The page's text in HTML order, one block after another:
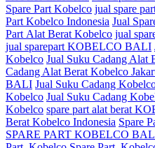
Spare Part Kobelco jual spare
Part Kobelco Indonesia Jual
Part Alat Berat Kobelco jual
jual sparepart KOBELCO BALI
Kobelco Jual Suku Cadang Alat
Cadang Alat Berat Kobelco
BALI Jual Suku Cadang
Kobelco Jual Suku Cadang
Kobelco spare part alat berat
Berat Kobelco Indonesia Spare
SPARE PART KOBELCO